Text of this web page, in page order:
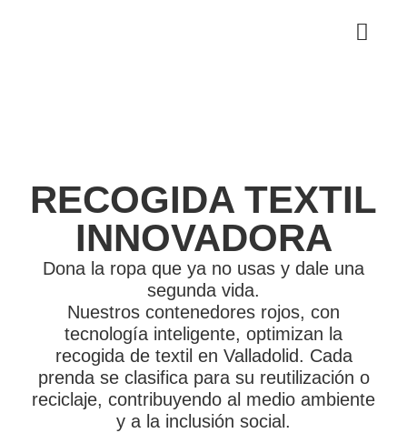
RECOGIDA TEXTIL
INNOVADORA
Dona la ropa que ya no usas y dale una
segunda vida.
Nuestros contenedores rojos, con
tecnología inteligente, optimizan la
recogida de textil en Valladolid. Cada
prenda se clasifica para su reutilización o
reciclaje, contribuyendo al medio ambiente
y a la inclusión social.